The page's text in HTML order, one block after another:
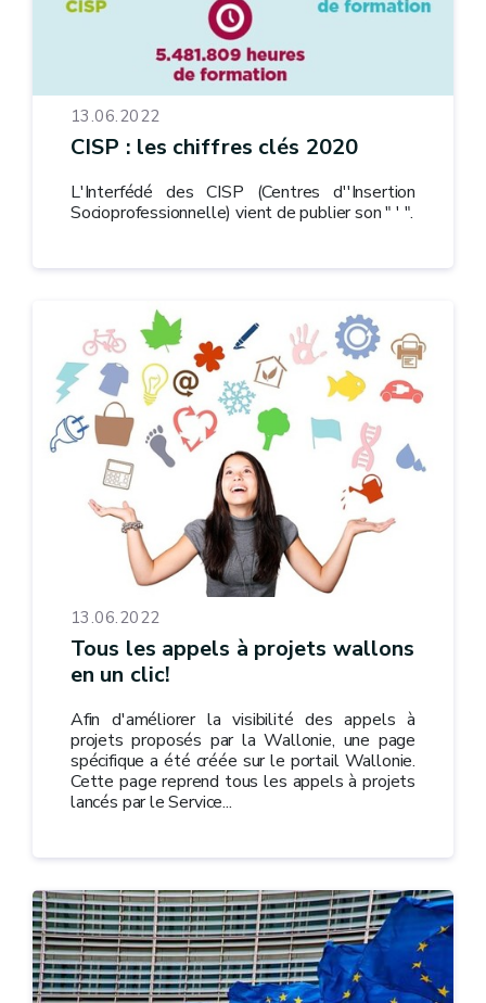
13.06.2022
CISP : les chiffres clés 2020
L'Interfédé des CISP (Centres d''Insertion
Socioprofessionnelle) vient de publier son " ' ".
13.06.2022
Tous les appels à projets wallons
en un clic!
Afin d'améliorer la visibilité des appels à
projets proposés par la Wallonie, une page
spécifique a été créée sur le portail Wallonie.
Cette page reprend tous les appels à projets
lancés par le Service...